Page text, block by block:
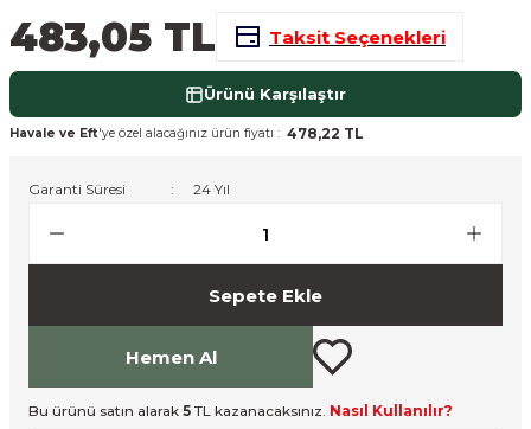
Cihazları
483,05 TL Taksit Seçenekleri
Ürünü Karşılaştır
Havale ve Eft'ye özel alacağınız ürün fiyatı : 478,22 TL
Garanti Süresi 24 Yıl
Sepete Ekle
Hemen Al
Bu ürünü satın alarak 5 TL kazanacaksınız. Nasıl Kullanılır?